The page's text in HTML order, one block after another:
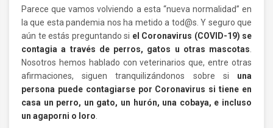
Parece que vamos volviendo a esta “nueva normalidad” en
la que esta pandemia nos ha metido a tod@s. Y seguro que
aún te estás preguntando si el Coronavirus (COVID-19) se
contagia a través de perros, gatos u otras mascotas
Nosotros hemos hablado con veterinarios que, entre otras
afirmaciones, siguen tranquilizándonos sobre si una
persona puede contagiarse por Coronavirus si tiene en
casa un perro, un gato, un hurón, una cobaya, e incluso
un agaporni o loro